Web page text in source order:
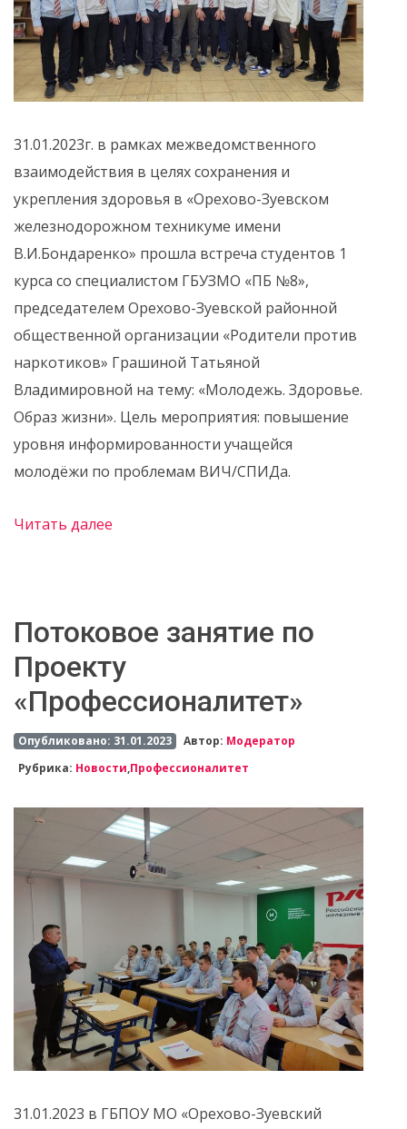
31.01.2023г. в рамках межведомственного
взаимодействия в целях сохранения и
укрепления здоровья в «Орехово-Зуевском
железнодорожном техникуме имени
В.И.Бондаренко» прошла встреча студентов 1
курса со специалистом ГБУЗМО «ПБ №8»,
председателем Орехово-Зуевской районной
общественной организации «Родители против
наркотиков» Грашиной Татьяной
Владимировной на тему: «Молодежь. Здоровье.
Образ жизни». Цель мероприятия: повышение
уровня информированности учащейся
молодёжи по проблемам ВИЧ/СПИДа.
Читать далее
Потоковое занятие по
Проекту
«Профессионалитет»
Опубликовано: 31.01.2023 Автор: Модератор
Рубрика: Новости,Профессионалитет
31.01.2023 в ГБПОУ МО «Орехово-Зуевский